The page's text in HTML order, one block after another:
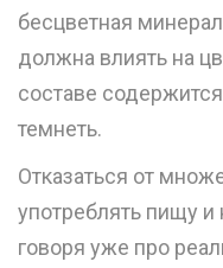
бесцветная
должна влиять на
составе
темнеть.
Отказаться от
употреблять пищу и
говоря уже про